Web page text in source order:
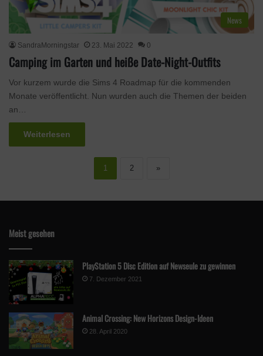
News
SandraMorningstar 23. Mai 2022 0
Camping im Garten und heiße Date-Night-Outfits
Vor kurzem wurde die Sims 4 Roadmap für die kommenden
Monate veröffentlicht. Nun wurden auch die Themen der beiden
an…
Weiterlesen
1 2 »
Meist gesehen
PlayStation 5 Disc Edition auf Newseule zu gewinnen
7. Dezember 2021
Animal Crossing: New Horizons Design-Ideen
28. April 2020